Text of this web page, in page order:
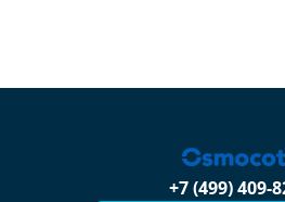
+7 (499) 409-